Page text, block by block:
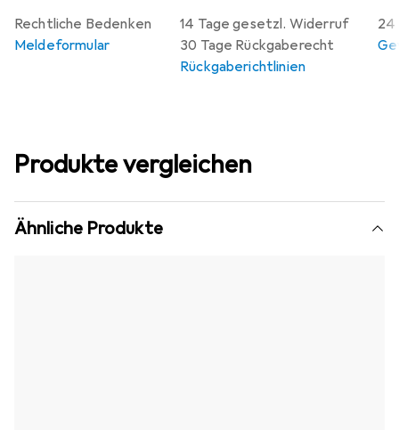
14 Tage gesetzl. Widerruf
30 Tage Rückgaberecht
Rückgaberichtlinien
24
Rechtliche Bedenken
Meldeformular
Produkte vergleichen
Ähnliche Produkte